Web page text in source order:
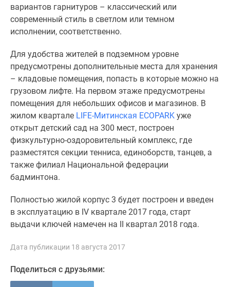
Подмосковья
Студии
комнатные
комнатные
комнатные
Квартиры
карте
Ипотечный
калькулятор
Семейная
Военная
ипотека
Банки
программы
Новости
вариантов гарнитуров – классический или
современный стиль в светлом или темном
исполнении, соответственно.
Для удобства жителей в подземном уровне
предусмотрены дополнительные места для хранения
– кладовые помещения, попасть в которые можно на
грузовом лифте. На первом этаже предусмотрены
помещения для небольших офисов и магазинов. В
жилом квартале LIFE-Митинская ECOPARK уже
открыт детский сад на 300 мест, построен
физкультурно-оздоровительный комплекс, где
разместятся секции тенниса, единоборств, танцев, а
также филиал Национальной федерации
бадминтона.
Полностью жилой корпус 3 будет построен и введен
в эксплуатацию в IV квартале 2017 года, старт
выдачи ключей намечен на II квартал 2018 года.
Дата публикации 18 августа 2017
Поделиться с друзьями: